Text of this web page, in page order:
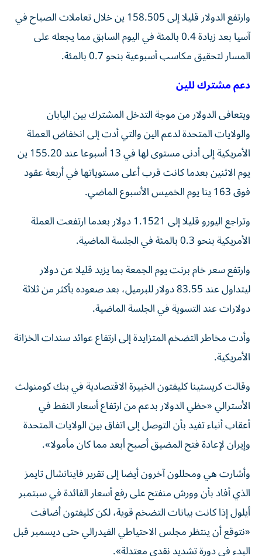
وارتفع الدولار قليلا إلى 158.505 ين خلال تعاملات الصباح في
آسيا بعد زيادة 0.4 ⁠بالمئة في اليوم السابق مما يجعله على
المسار لتحقيق مكاسب أسبوعية بنحو 0.7 بالمئة.
دعم مشترك للين
ويتعافى الدولار من موجة التدخل المشترك بين اليابان
والولايات المتحدة لدعم الين والتي أدت إلى انخفاض العملة
الأمريكية إلى أدنى مستوى لها في 13 أسبوعا عند 155.20 ين
يوم الاثنين بعدما كانت قرب أعلى مستوياتها في أربعة عقود
فوق 163 ينا يوم ​الخميس الأسبوع الماضي.
وتراجع اليورو قليلا إلى 1.1521 دولار بعدما ارتفعت العملة
الأمريكية بنحو ‌0.3 بالمئة في الجلسة الماضية.
وارتفع سعر خام برنت يوم الجمعة بما يزيد قليلا عن دولار
ليتداول عند 83.55 دولار للبرميل، بعد صعوده بأكثر من ثلاثة
دولارات عند التسوية في الجلسة ⁠الماضية.
وأدت مخاطر التضخم المتزايدة إلى ارتفاع عوائد سندات الخزانة
الأمريكية.
وقالت كريستينا كليفتون الخبيرة الاقتصادية في بنك كومنولث
الأسترالي «حظي الدولار بدعم من ارتفاع أسعار النفط في
أعقاب أنباء تفيد بأن التوصل ​إلى اتفاق ‌بين الولايات المتحدة
وإيران لإعادة فتح المضيق أصبح أبعد مما كان مأمولا».
وأشارت ‌هي ومحللون آخرون أيضا إلى تقرير فاينانشال تايمز
الذي أفاد بأن وورش منفتح على رفع أسعار الفائدة في سبتمبر
أيلول إذا كانت بيانات التضخم قوية، لكن كليفتون أضافت
«نتوقع أن ‌ينتظر مجلس الاحتياطي الفيدرالي حتى ‌ديسمبر قبل
البدء في دورة تشديد ⁠نقدي معتدلة».